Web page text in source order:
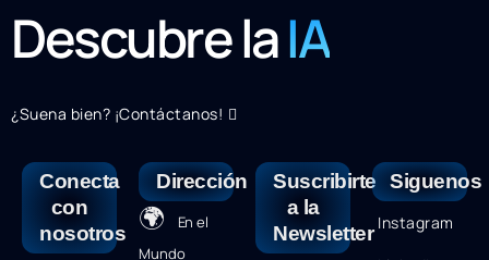
Descubre laIA
¿Suena bien? ¡Contáctanos!
Conecta
con
nosotros
Dirección
🌍 En el
Mundo
Suscribirte
a la
Newsletter
Siguenos
Instagram